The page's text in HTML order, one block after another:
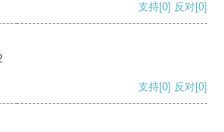
支持[0] 反对[0]
支持[0] 反对[0]